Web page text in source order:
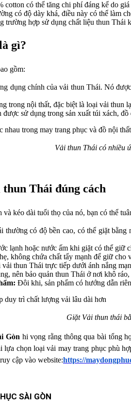
cotton có thể tăng chi phí đáng kể do giá
có độ dày khá, điều này có thể làm
trường hợp sử dụng chất liệu thun Thái
gì?
gồm:
dụng chính của vải thun Thái. Nó
trong nội thất, đặc biệt là loại vải thun
sử dụng trong sản xuất túi xách,
Vải thun Thái có nhiều
Thái đúng cách
kéo dài tuổi thọ của nó, bạn có thể
thường có độ bền cao, có thể giặt
lạnh hoặc nước ấm khi giặt có thể giữ
không chứa chất tẩy mạnh để giữ cho
thun Thái trực tiếp dưới ánh nắng
nên bảo quản thun Thái ở nơi khô
Đôi khi, sản phẩm có hướng dẫn
Giặt Vải thun thái
Gòn hi vọng rằng thông qua bài tổng
chọn loại vải may trang phục phù
cập vào website:https://
SÀI GÒN